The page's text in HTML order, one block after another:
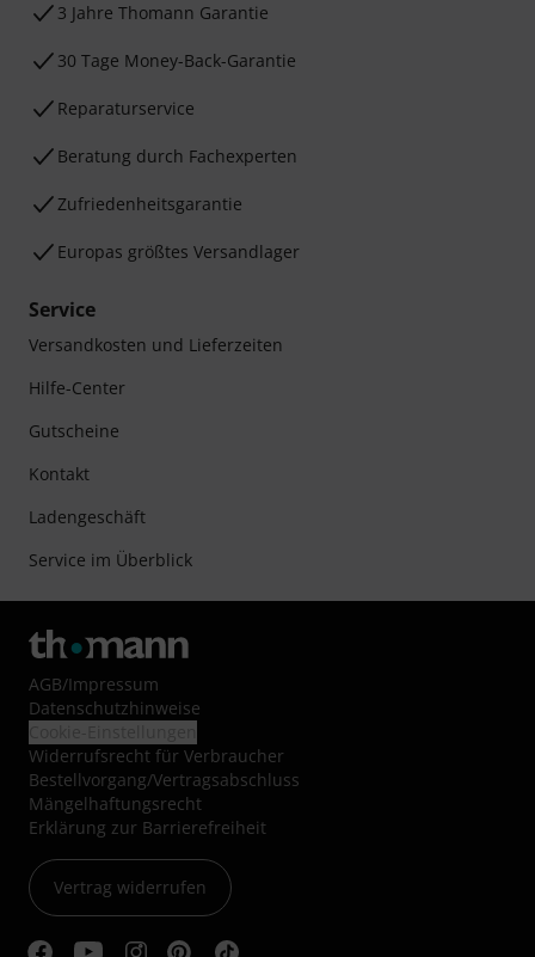
3 Jahre Thomann Garantie
30 Tage Money-Back-Garantie
Reparaturservice
Beratung durch Fachexperten
Zufriedenheitsgarantie
Europas größtes Versandlager
Service
Versandkosten und Lieferzeiten
Hilfe-Center
Gutscheine
Kontakt
Ladengeschäft
Service im Überblick
AGB/Impressum
Datenschutzhinweise
Widerrufsrecht für Verbraucher
Bestellvorgang/Vertragsabschluss
Mängelhaftungsrecht
Erklärung zur Barrierefreiheit
Vertrag widerrufen